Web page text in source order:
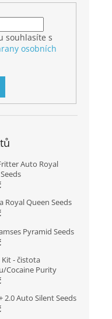
souhlasíte s
osobních
Auto Royal
Royal Queen Seeds
Pyramid Seeds
Kit - čistota
Cocaine Purity
2.0 Auto Silent Seeds